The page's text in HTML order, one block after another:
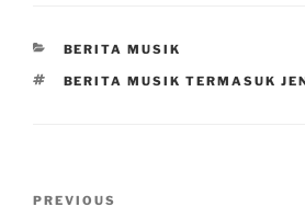
CATEGORIES
BERITA MUSIK
TAGS
BERITA MUSIK TERMASUK
Previous
PREVIOUS